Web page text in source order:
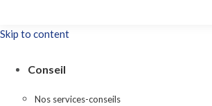
Skip to content
Conseil
Nos services-conseils